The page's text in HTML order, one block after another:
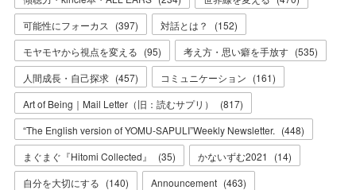
可能性にフォーカス
(397) 対話とは？ (152)
モヤモヤから視点を変える (95) 考え方・思い癖を手放す (535)
人間成長・自己探求 (457) コミュニケーション (161)
Art of Being｜Mail Letter（旧：読むサプリ）
(817)
“The English version of YOMU-SAPULI”Weekly Newsletter. (448)
まぐまぐ『Hitomi Collected』
(35) かないずむ2021 (14)
自分を大切にする (140) Announcement (463)